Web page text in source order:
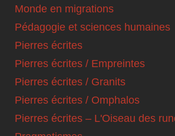
Monde en migrations
Pédagogie et sciences humaines
Pierres écrites
Pierres écrites / Empreintes
Pierres écrites / Granits
Pierres écrites / Omphalos
Pierres écrites – L'Oiseau des